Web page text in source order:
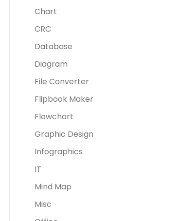
Chart
CRC
Database
Diagram
File Converter
Flipbook Maker
Flowchart
Graphic Design
Infographics
IT
Mind Map
Misc